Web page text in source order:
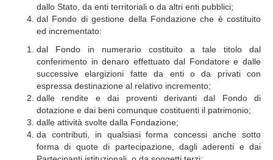
dallo Stato, da enti territoriali o da altri enti pubblici;
dal Fondo di gestione della Fondazione che è costituito
ed incrementato:
dal Fondo in numerario costituito a tale titolo dal
conferimento in denaro effettuato dal Fondatore e dalle
successive elargizioni fatte da enti o da privati con
espressa destinazione al relativo incremento;
dalle rendite e dai proventi derivanti dal Fondo di
dotazione e dai beni comunque costituenti il patrimonio;
dalle attività svolte dalla Fondazione;
da contributi, in qualsiasi forma concessi anche sotto
forma di quote di partecipazione, dagli aderenti e dai